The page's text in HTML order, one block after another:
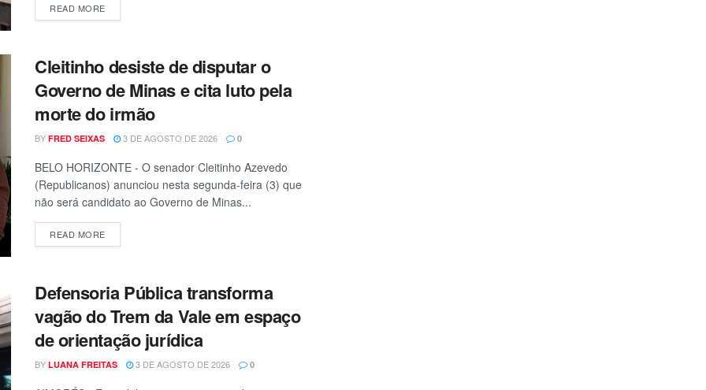
READ MORE
Cleitinho desiste de disputar o
Governo de Minas e cita luto pela
morte do irmão
BY FRED SEIXAS 3 DE AGOSTO DE 2026 0
BELO HORIZONTE - O senador Cleitinho Azevedo
(Republicanos) anunciou nesta segunda-feira (3) que
não será candidato ao Governo de Minas...
READ MORE
Defensoria Pública transforma
vagão do Trem da Vale em espaço
de orientação jurídica
BY LUANA FREITAS 3 DE AGOSTO DE 2026 0